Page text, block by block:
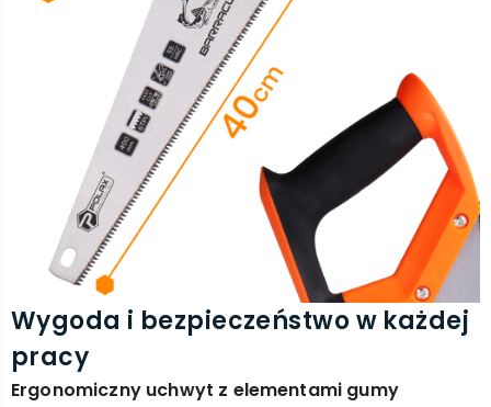
Wygoda i bezpieczeństwo w każdej
pracy
Ergonomiczny uchwyt z elementami gumy